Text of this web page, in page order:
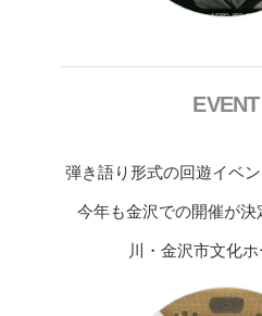
EVENT
弾き語り形式の回遊イベン
今年も金沢での開催
川・金沢市文化